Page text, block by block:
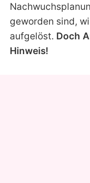
geworden sind,
aufgelöst. Doch
Hinweis!